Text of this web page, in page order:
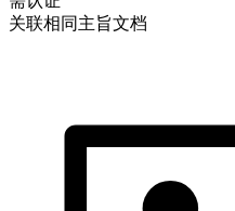
关联相同主旨文档